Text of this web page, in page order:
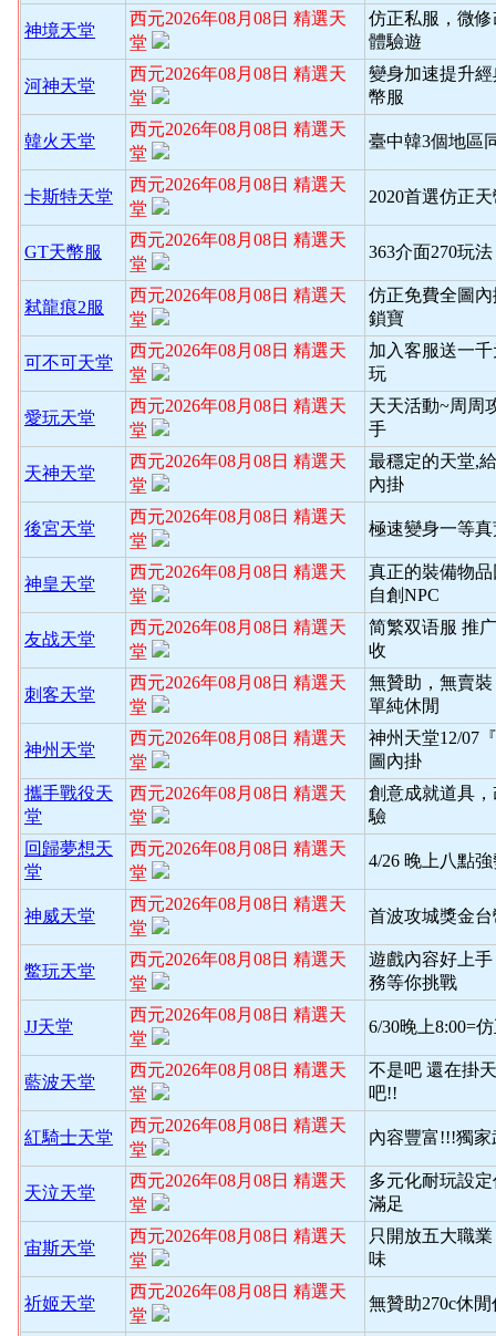
神境天堂
西元2026年08月08日 精選天
堂
仿正私服，微
體驗遊
河神天堂
西元2026年08月08日 精選天
堂
變身加速提升
幣服
韓火天堂
西元2026年08月08日 精選天
堂
臺中韓3個地區
卡斯特天堂
西元2026年08月08日 精選天
堂
2020首選仿正
GT天幣服
西元2026年08月08日 精選天
堂
363介面270玩
弒龍痕2服
西元2026年08月08日 精選天
堂
仿正免費全圖
鎖寶
可不可天堂
西元2026年08月08日 精選天
堂
加入客服送一
玩
愛玩天堂
西元2026年08月08日 精選天
堂
天天活動~周周
手
天神天堂
西元2026年08月08日 精選天
堂
最穩定的天堂,
內掛
後宮天堂
西元2026年08月08日 精選天
堂
極速變身一等
神皇天堂
西元2026年08月08日 精選天
堂
真正的裝備物
自創NPC
友战天堂
西元2026年08月08日 精選天
堂
简繁双语服 推
收
刺客天堂
西元2026年08月08日 精選天
堂
無贊助，無賣
單純休閒
神州天堂
西元2026年08月08日 精選天
堂
神州天堂12/07
圖內掛
攜手戰役天
堂
西元2026年08月08日 精選天
堂
創意成就道具
驗
回歸夢想天
堂
西元2026年08月08日 精選天
堂
4/26 晚上八點
神威天堂
西元2026年08月08日 精選天
堂
首波攻城獎金台
鱉玩天堂
西元2026年08月08日 精選天
堂
遊戲內容好上
務等你挑戰
JJ天堂
西元2026年08月08日 精選天
堂
6/30晚上8:00=
藍波天堂
西元2026年08月08日 精選天
堂
不是吧 還在掛
吧!!
紅騎士天堂
西元2026年08月08日 精選天
堂
內容豐富!!!獨
天泣天堂
西元2026年08月08日 精選天
堂
多元化耐玩設
滿足
宙斯天堂
西元2026年08月08日 精選天
堂
只開放五大職
味
祈姬天堂
西元2026年08月08日 精選天
堂
無贊助270c休閒